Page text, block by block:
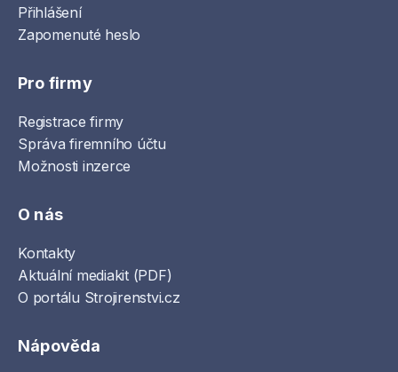
Přihlášení
Zapomenuté heslo
Pro firmy
Registrace firmy
Správa firemního účtu
Možnosti inzerce
O nás
Kontakty
Aktuální mediakit (PDF)
O portálu Strojirenstvi.cz
Nápověda